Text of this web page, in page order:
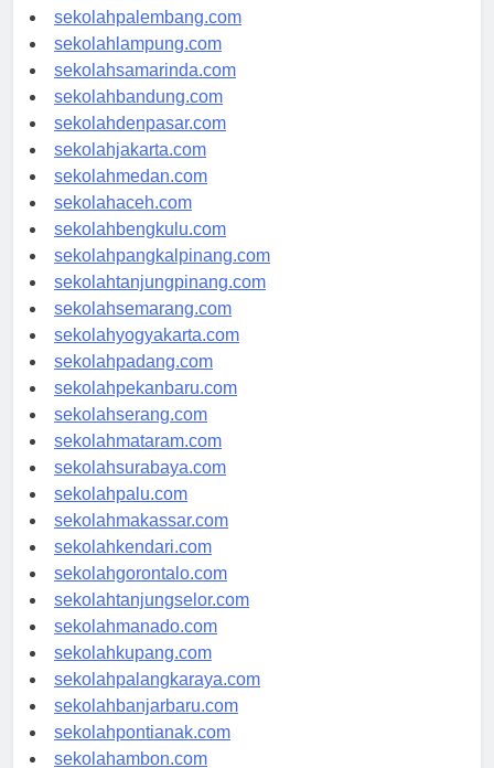
sekolahriau.com
sekolahpalembang.com
sekolahlampung.com
sekolahsamarinda.com
sekolahbandung.com
sekolahdenpasar.com
sekolahjakarta.com
sekolahmedan.com
sekolahaceh.com
sekolahbengkulu.com
sekolahpangkalpinang.com
sekolahtanjungpinang.com
sekolahsemarang.com
sekolahyogyakarta.com
sekolahpadang.com
sekolahpekanbaru.com
sekolahserang.com
sekolahmataram.com
sekolahsurabaya.com
sekolahpalu.com
sekolahmakassar.com
sekolahkendari.com
sekolahgorontalo.com
sekolahtanjungselor.com
sekolahmanado.com
sekolahkupang.com
sekolahpalangkaraya.com
sekolahbanjarbaru.com
sekolahpontianak.com